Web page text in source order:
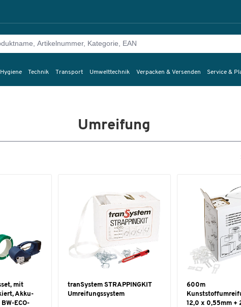
Technik Transport Umwelttechnik Verpacken & Versenden Service &
Umreifung
mit
Akku-
ECO-
tranSystem STRAPPINGKIT
Umreifungssystem
600m
12,0 x 0,55mm +